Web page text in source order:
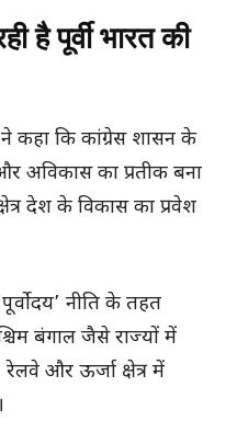
है पूर्वी भारत की
ने कहा कि कांग्रेस शासन के
अविकास का प्रतीक बना
देश के विकास का प्रवेश
नीति के तहत
बंगाल जैसे राज्यों में
और ऊर्जा क्षेत्र में